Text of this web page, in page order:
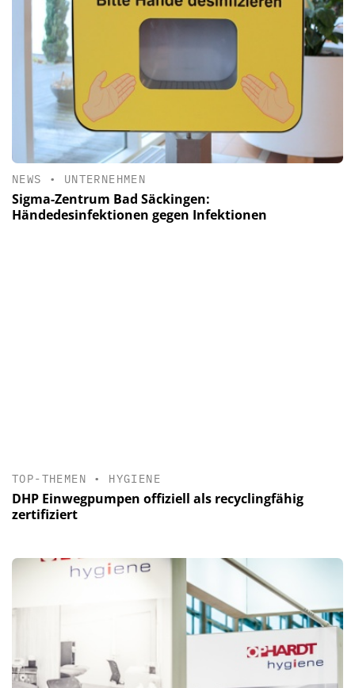
NEWS • UNTERNEHMEN
Sigma-Zentrum Bad Säckingen:
Händedesinfektionen gegen Infektionen
TOP-THEMEN • HYGIENE
DHP Einwegpumpen offiziell als recyclingfähig
zertifiziert